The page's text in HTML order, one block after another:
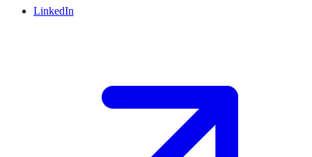
LinkedIn